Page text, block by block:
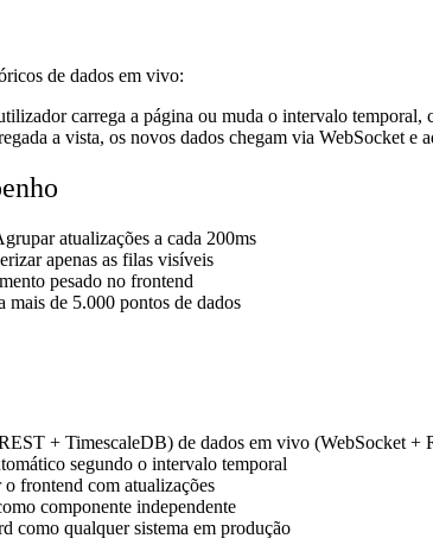
de dados em vivo:
carrega a página ou muda o intervalo
a vista, os novos dados chegam via WebSocket e
atualizações a cada 200ms
apenas as filas visíveis
pesado no frontend
mais de 5.000 pontos de dados
+ TimescaleDB) de dados em vivo (WebSocket +
segundo o intervalo temporal
frontend com atualizações
componente independente
como qualquer sistema em produção